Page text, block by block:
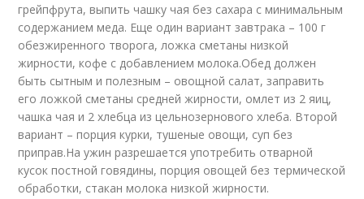
грейпфрута, выпить чашку чая без сахара с минимальным
содержанием меда. Еще один вариант завтрака – 100 г
обезжиренного творога, ложка сметаны низкой
жирности, кофе с добавлением молока.Обед должен
быть сытным и полезным – овощной салат, заправить
его ложкой сметаны средней жирности, омлет из 2 яиц,
чашка чая и 2 хлебца из цельнозернового хлеба. Второй
вариант – порция курки, тушеные овощи, суп без
приправ.На ужин разрешается употребить отварной
кусок постной говядины, порция овощей без термической
обработки, стакан молока низкой жирности.